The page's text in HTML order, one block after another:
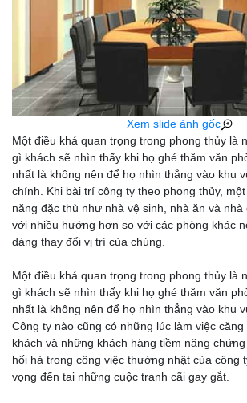
Xem slide ảnh gốc
Một điều khá quan trọng trong phong thủy là
gì khách sẽ nhìn thấy khi họ ghé thăm văn
nhất là không nên để họ nhìn thẳng vào khu
chính.
Khi bài trí công ty theo phong thủy,
năng đặc thù như nhà vệ sinh, nhà ăn và
với nhiều hướng hơn so với các phòng khác
dàng thay đổi vị trí của chúng.
Một điều khá quan trọng trong phong thủy là
gì khách sẽ nhìn thấy khi họ ghé thăm văn
nhất là không nên để họ nhìn thẳng vào khu
Công ty nào cũng có những lúc làm việc
khách và những khách hàng tiềm năng chứng
hối hả trong công việc thường nhật của công
vọng đến tai những cuộc tranh cãi gay gắt.